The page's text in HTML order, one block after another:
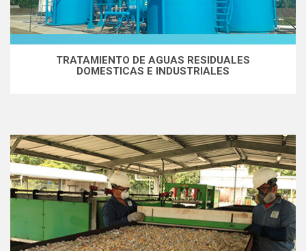
TRATAMIENTO DE AGUAS RESIDUALES
DOMESTICAS E INDUSTRIALES